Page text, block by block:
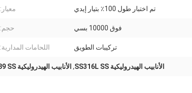
تم اختبار طول 100٪ بتيار إيدي معيار:
فوق 10000 بسي حجم:
تركيبات الطويق اللحامات المدارية:
الأنابيب الهيدروليكية SS316L SS , الأنابيب الهيدروليكية ASTM A789 SS